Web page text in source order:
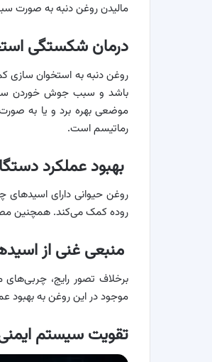
مالیدن روغن دنبه به
درمان شکستگی
روغن دنبه به استخوان سازی
باشد و سبب جوش خوردن
موضعی بهره برد و یا به
رماتیسم است.
بهبود عملکرد
روغن حیوانی دارای اسیدهای
روده کمک می‌کند. همچنین
منبعی غنی از
برخلاف تصور رایج، چربی‌های
موجود در این روغن به
تقویت سیستم